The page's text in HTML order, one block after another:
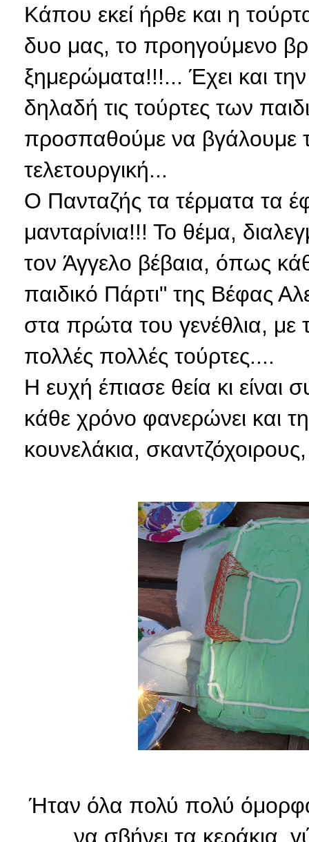
Κάπου εκεί ήρθε και η
δυο μας, το προηγούμενο
ξημερώματα!!!... Έχει και
δηλαδή τις τούρτες των
προσπαθούμε να βγάλουμε
τελετουργική...
Ο Πανταζής τα τέρματα τα
μανταρίνια!!! Το θέμα,
τον Άγγελο βέβαια, όπως
παιδικό Πάρτι" της Βέφας
στα πρώτα του γενέθλια, με
πολλές πολλές τούρτες....
Η ευχή έπιασε θεία κι είναι
κάθε χρόνο φανερώνει και
κουνελάκια,
Ήταν όλα πολύ πολύ
να σβήνει τα κεράκια,